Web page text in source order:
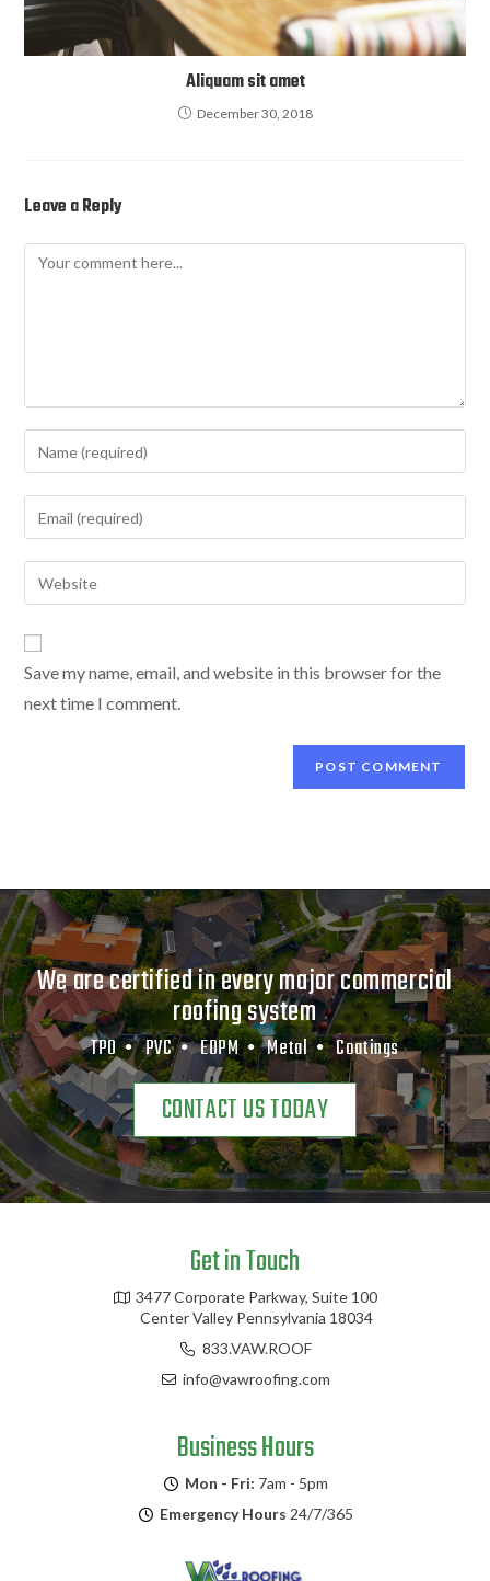
Aliquam sit amet
December 30, 2018
Leave a Reply
Save my name, email, and website in this browser for the
next time I comment.
We are certified in every major commercial
roofing system
TPO • PVC • EDPM • Metal • Coatings
CONTACT US TODAY
Get in Touch
3477 Corporate Parkway, Suite 100
Center Valley Pennsylvania 18034
833.VAW.ROOF
info@vawroofing.com
Business Hours
Mon - Fri: 7am - 5pm
Emergency Hours 24/7/365